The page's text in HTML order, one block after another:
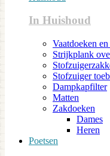
In Huishoud
Vaatdoeken
Strijkplank
Stofzuiger
Dampkapfilter
Matten
Zakdoeken
Dames
Heren
Poetsen